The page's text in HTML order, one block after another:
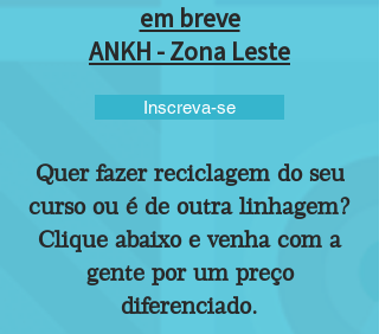
em breve
ANKH - Zona Leste
Inscreva-se
Quer fazer reciclagem do seu
curso ou é de outra linhagem?
Clique abaixo e venha com a
gente por um preço
diferenciado.